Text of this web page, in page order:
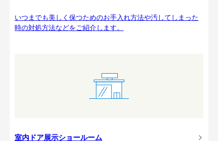
いつまでも美しく保つためのお手入れ方法や汚してしまった
時の対処方法などをご紹介します。
室内ドア展示ショールーム